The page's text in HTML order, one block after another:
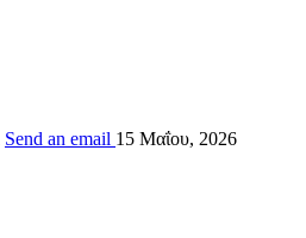
Send an email 15 Μαΐου, 2026